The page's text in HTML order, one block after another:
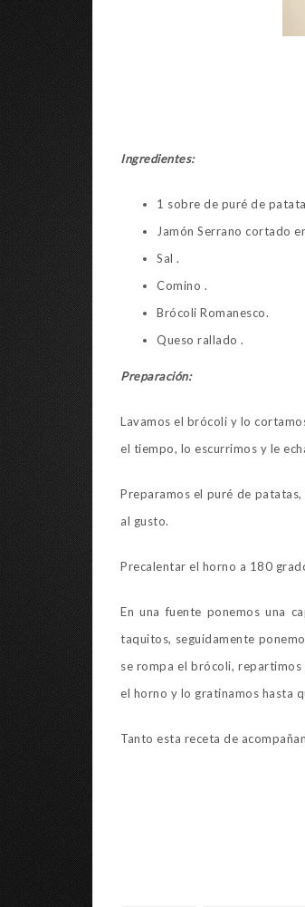
Ingredientes:
1 sobre de puré de
Jamón Serrano cortado
Sal .
Comino .
Brócoli Romanesco.
Queso rallado .
Preparación:
Lavamos el brócoli y lo
el tiempo, lo escurrimos y le
Preparamos el puré de
al gusto.
Precalentar el horno a 180
En una fuente ponemos una
taquitos, seguidamente
se rompa el brócoli,
el horno y lo gratinamos hasta
Tanto esta receta de